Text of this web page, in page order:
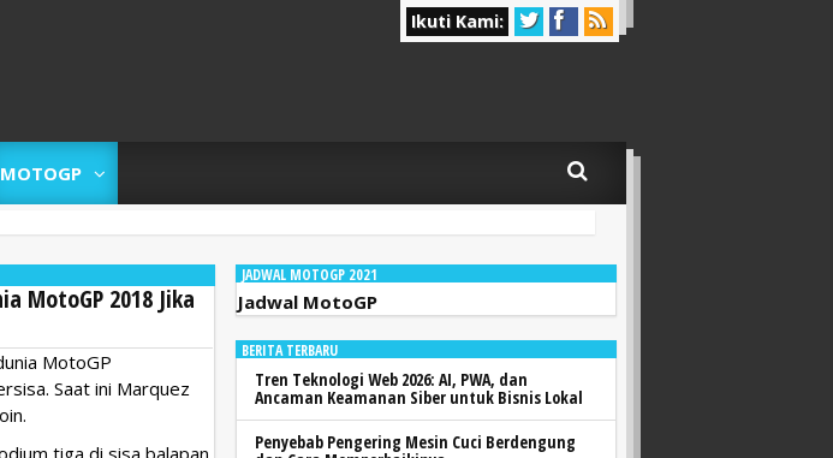
Ikuti Kami:
MOTOGP
MotoGP 2018 Jika
MotoGP
Saat ini Marquez
tiga di sisa balapan
JADWAL MOTOGP 2021
Jadwal MotoGP
BERITA TERBARU
Tren Teknologi Web 2026: AI, PWA, dan
Ancaman Keamanan Siber untuk Bisnis Lokal
Penyebab Pengering Mesin Cuci Berdengung